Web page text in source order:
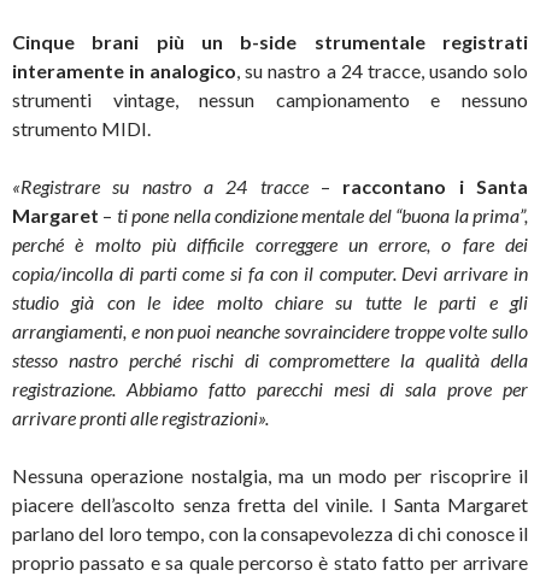
Cinque brani più un b-side strumentale registrati
interamente in analogico, su nastro a 24 tracce, usando solo
strumenti vintage, nessun campionamento e nessuno
strumento MIDI.
«Registrare su nastro a 24 tracce– raccontano i Santa
Margaret – ti pone nella condizione mentale del “buona la prima”,
perché è molto più difficile correggere un errore, o fare dei
copia/incolla di parti come si fa con il computer. Devi arrivare in
studio già con le idee molto chiare su tutte le parti e gli
arrangiamenti, e non puoi neanche sovraincidere troppe volte sullo
stesso nastro perché rischi di compromettere la qualità della
registrazione. Abbiamo fatto parecchi mesi di sala prove per
arrivare pronti alle registrazioni».
Nessuna operazione nostalgia, ma un modo per riscoprire il
piacere dell’ascolto senza fretta del vinile. I Santa Margaret
parlano del loro tempo, con la consapevolezza di chi conosce il
proprio passato e sa quale percorso è stato fatto per arrivare